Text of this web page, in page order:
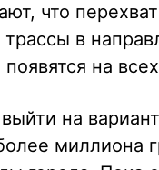
что
в
на
на
миллиона